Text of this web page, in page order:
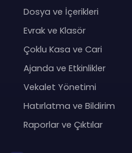
Dosya ve İçerikleri
Evrak ve Klasör
Çoklu Kasa ve Cari
Ajanda ve Etkinlikler
Vekalet Yönetimi
Hatırlatma ve Bildirim
Raporlar ve Çıktılar